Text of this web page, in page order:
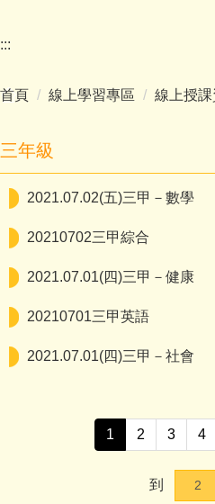
:::
首頁 線上學習專區 線上授
三年級
2021.07.02(五)三甲－數學
20210702三甲綜合
2021.07.01(四)三甲－健康
20210701三甲英語
2021.07.01(四)三甲－社會
1 2 3 4
到